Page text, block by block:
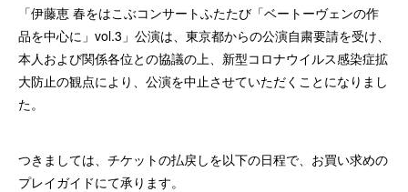
「伊藤恵 春をはこぶコンサートふたたび「ベートーヴェンの作
品を中心に」vol.3」公演は、東京都からの公演自粛要請を受け、
本人および関係各位との協議の上、新型コロナウイルス感染症拡
大防止の観点により、公演を中止させていただくことになりまし
た。
つきましては、チケットの払戻しを以下の日程で、お買い求めの
プレイガイドにて承ります。